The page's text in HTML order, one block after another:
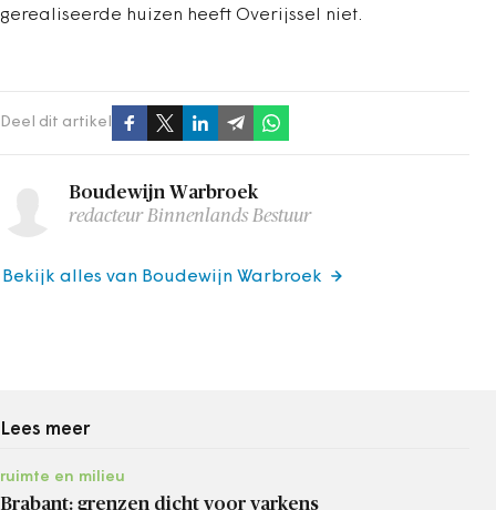
gerealiseerde huizen heeft Overijssel niet.
Deel dit artikel
Boudewijn Warbroek
redacteur Binnenlands Bestuur
Bekijk alles van Boudewijn Warbroek
Lees meer
ruimte en milieu
Brabant: grenzen dicht voor varkens